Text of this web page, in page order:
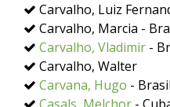
Carvalho, Luiz
Carvalho, Marcia -
Carvalho, Vladimir -
Carvalho, Walter
Carvana, Hugo - Brasil